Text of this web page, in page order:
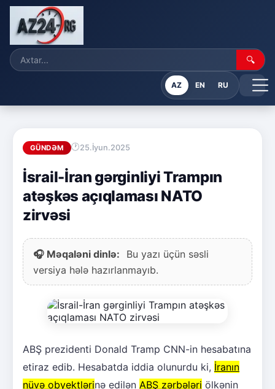
🔍
AZ EN RU
GÜNDƏM 25.İyun.2025
İsrail-İran gərginliyi Trampın
atəşkəs açıqlaması NATO
zirvəsi
🎧 Məqaləni dinlə:
Bu yazı üçün səsli
versiya hələ hazırlanmayıb.
ABŞ prezidenti Donald Tramp CNN-in hesabatına
etiraz edib. Hesabatda iddia olunurdu ki, İranın
nüvə obyektlərinə edilən ABŞ zərbələri ölkənin